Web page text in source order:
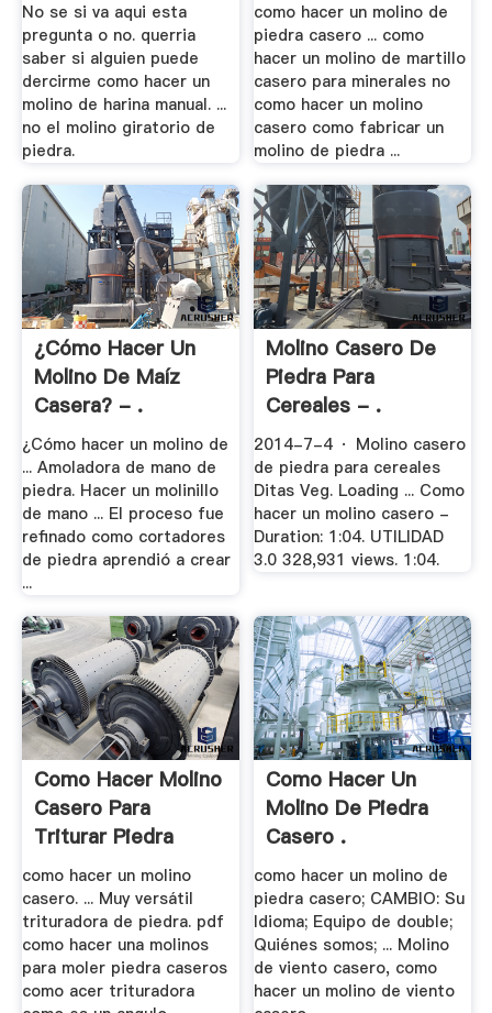
No se si va aqui esta
pregunta o no. querria
saber si alguien puede
dercirme como hacer un
molino de harina manual. ...
no el molino giratorio de
piedra.
como hacer un molino de
piedra casero ... como
hacer un molino de martillo
casero para minerales no
como hacer un molino
casero como fabricar un
molino de piedra ...
¿Cómo Hacer Un
Molino De Maíz
Casera? - .
¿Cómo hacer un molino de
... Amoladora de mano de
piedra. Hacer un molinillo
de mano ... El proceso fue
refinado como cortadores
de piedra aprendió a crear
...
Molino Casero De
Piedra Para
Cereales - .
2014-7-4 · Molino casero
de piedra para cereales
Ditas Veg. Loading ... Como
hacer un molino casero -
Duration: 1:04. UTILIDAD
3.0 328,931 views. 1:04.
Como Hacer Molino
Casero Para
Triturar Piedra
como hacer un molino
casero. ... Muy versátil
trituradora de piedra. pdf
como hacer una molinos
para moler piedra caseros
como acer trituradora
Como Hacer Un
Molino De Piedra
Casero .
como hacer un molino de
piedra casero; CAMBIO: Su
Idioma; Equipo de double;
Quiénes somos; ... Molino
de viento casero, como
hacer un molino de viento